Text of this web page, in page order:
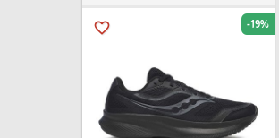
favorite_border -19%